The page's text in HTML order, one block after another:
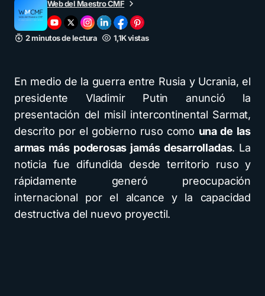
Web del Maestro CMF
2 minutos de lectura 1,1K vistas
En medio de la guerra entre Rusia y Ucrania, el
presidente Vladimir Putin anunció la
presentación del misil intercontinental Sarmat,
descrito por el gobierno ruso como una de las
armas más poderosas jamás desarrolladas. La
noticia fue difundida desde territorio ruso y
rápidamente generó preocupación
internacional por el alcance y la capacidad
destructiva del nuevo proyectil.